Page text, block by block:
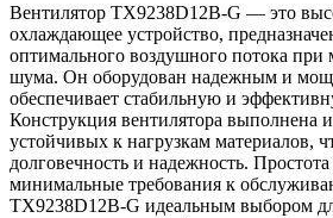
Вентилятор TX9238D12B-G — это
охлаждающее устройство,
оптимального воздушного потока
шума. Он оборудован надежным и
обеспечивает стабильную и
Конструкция вентилятора выполнена
устойчивых к нагрузкам материалов,
долговечность и надежность.
минимальные требования к
TX9238D12B-G идеальным выбором